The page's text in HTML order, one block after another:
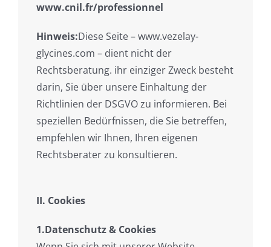
www.cnil.fr/professionnel
Hinweis:Diese Seite – www.vezelay-
glycines.com – dient nicht der
Rechtsberatung. ihr einziger Zweck besteht
darin, Sie über unsere Einhaltung der
Richtlinien der DSGVO zu informieren. Bei
speziellen Bedürfnissen, die Sie betreffen,
empfehlen wir Ihnen, Ihren eigenen
Rechtsberater zu konsultieren.
II. Cookies
1.Datenschutz & Cookies